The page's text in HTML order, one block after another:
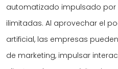
automatizado impulsado por
ilimitadas. Al aprovechar el
artificial, las empresas
de marketing, impulsar